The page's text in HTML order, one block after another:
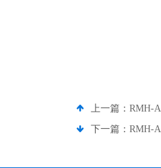
上一篇： RMH-
下一篇： RMH-